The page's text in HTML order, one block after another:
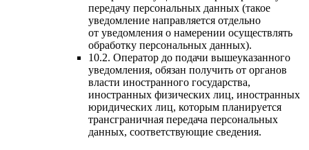
передачу персональных данных (такое
уведомление направляется отдельно
от уведомления о намерении осуществлять
обработку персональных данных).
10.2. Оператор до подачи вышеуказанного
уведомления, обязан получить от органов
власти иностранного государства,
иностранных физических лиц, иностранных
юридических лиц, которым планируется
трансграничная передача персональных
данных, соответствующие сведения.